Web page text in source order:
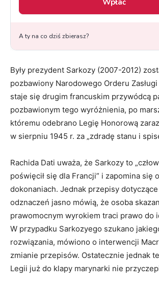
Były prezydent Sarkozy (2007-2012)
pozbawiony Narodowego Orderu
staje się drugim francuskim przywódcą
pozbawionym tego wyróżnienia, po
któremu odebrano Legię Honorową
w sierpniu 1945 r. za „zdradę stanu i
Rachida Dati uważa, że Sarkozy to
poświęcił się dla Francji” i zapomina się
dokonaniach. Jednak przepisy
odznaczeń jasno mówią, że osoba
prawomocnym wyrokiem traci prawo do
W przypadku Sarkozyego szukano
rozwiązania, mówiono o interwencji
zmianie przepisów. Ostatecznie jednak
Legii już do klapy marynarki nie